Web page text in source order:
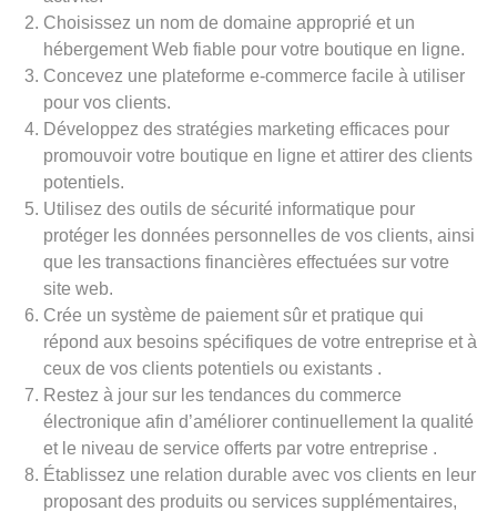
Choisissez un nom de domaine approprié et un
hébergement Web fiable pour votre boutique en ligne.
Concevez une plateforme e-commerce facile à utiliser
pour vos clients.
Développez des stratégies marketing efficaces pour
promouvoir votre boutique en ligne et attirer des clients
potentiels.
Utilisez des outils de sécurité informatique pour
protéger les données personnelles de vos clients, ainsi
que les transactions financières effectuées sur votre
site web.
Crée un système de paiement sûr et pratique qui
répond aux besoins spécifiques de votre entreprise et à
ceux de vos clients potentiels ou existants .
Restez à jour sur les tendances du commerce
électronique afin d’améliorer continuellement la qualité
et le niveau de service offerts par votre entreprise .
Établissez une relation durable avec vos clients en leur
proposant des produits ou services supplémentaires,